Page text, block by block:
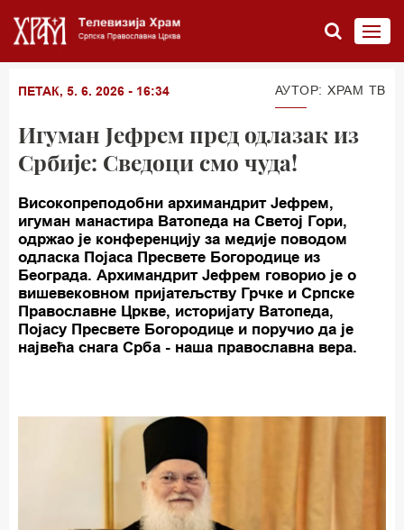
ПЕТАК, 5. 6. 2026 - 16:34 АУТОР: ХРАМ ТВ
Игуман Јефрем пред одлазак из
Србије: Сведоци смо чуда!
Високопреподобни архимандрит Јефрем,
игуман манастира Ватопеда на Светој Гори,
одржао је конференцију за медије поводом
одласка Појаса Пресвете Богородице из
Београда. Архимандрит Јефрем говорио је о
вишевековном пријатељству Грчке и Српске
Православне Цркве, историјату Ватопеда,
Појасу Пресвете Богородице и поручио да је
највећа снага Срба - наша православна вера.